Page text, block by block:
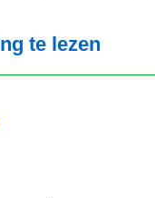
te lezen